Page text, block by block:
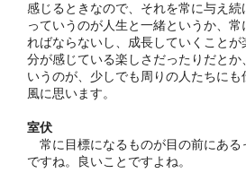
感じるときなので、それを常に与え
っていうのが人生と一緒というか、
ればならないし、成長していくこと
分が感じている楽しさだったりだと
いうのが、少しでも周りの人たちに
風に思います。
室伏
常に目標になるものが目の前にある
ですね。良いことですよね。